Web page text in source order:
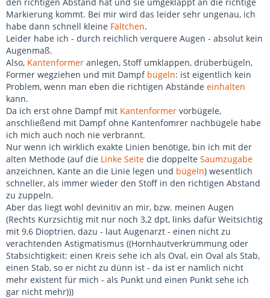
Markierung kommt. Bei mir wird das leider sehr ungenau, ich
habe dann schnell kleine Fältchen.
Leider habe ich - durch reichlich verquere Augen - absolut kein
Augenmaß.
Also, Kantenformer anlegen, Stoff umklappen, drüberbügeln,
Former wegziehen und mit Dampf bügeln: ist eigentlich kein
Problem, wenn man eben die richtigen Abstände einhalten
kann.
Da ich erst ohne Dampf mit Kantenformer vorbügele,
anschließend mit Dampf ohne Kantenfomrer nachbügele habe
ich mich auch noch nie verbrannt.
Nur wenn ich wirklich exakte Linien benötige, bin ich mit der
alten Methode (auf die Linke Seite die doppelte Saumzugabe
anzeichnen, Kante an die Linie legen und bügeln) wesentlich
schneller, als immer wieder den Stoff in den richtigen Abstand
zu zuppeln.
Aber das liegt wohl devinitiv an mir, bzw. meinen Augen
(Rechts Kurzsichtig mit nur noch 3,2 dpt, links dafür Weitsichtig
mit 9,6 Dioptrien, dazu - laut Augenarzt - einen nicht zu
verachtenden Astigmatismus ((Hornhautverkrümmung oder
Stabsichtigkeit: einen Kreis sehe ich als Oval, ein Oval als Stab,
einen Stab, so er nicht zu dünn ist - da ist er nämlich nicht
mehr existent für mich - als Punkt und einen Punkt sehe ich
gar nicht mehr)))